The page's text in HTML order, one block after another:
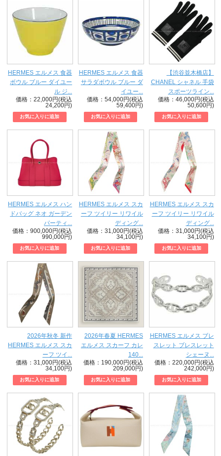
HERMES エルメス 食器
ボウル ブルー ダイユー
ル ジ...
価格：22,000円(税込
24,200円)
HERMES エルメス 食器
サラダボウル ブルー ダ
イユー...
価格：54,000円(税込
59,400円)
【渋谷並木橋店】
CHANEL シャネル 手袋
スポーツライン...
価格：46,000円(税込
50,600円)
HERMES エルメス ハン
ドバッグ ネオ ガーデン
パーティ...
価格：900,000円(税込
990,000円)
HERMES エルメス スカ
ーフ ツイリー リワイル
ディング...
価格：31,000円(税込
34,100円)
HERMES エルメス スカ
ーフ ツイリー リワイル
ディング...
価格：31,000円(税込
34,100円)
2026年秋冬 新作
HERMES エルメス スカ
ーフ ツイ...
価格：31,000円(税込
34,100円)
2026年春夏 HERMES
エルメス スカーフ カレ
140...
価格：190,000円(税込
209,000円)
HERMES エルメス ブレ
スレット ブレスレット
シェーヌ...
価格：220,000円(税込
242,000円)